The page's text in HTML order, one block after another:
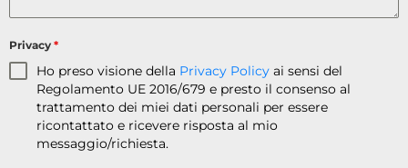
Privacy *
Ho preso visione della Privacy Policy ai sensi del
Regolamento UE 2016/679 e presto il consenso al
trattamento dei miei dati personali per essere
ricontattato e ricevere risposta al mio
messaggio/richiesta.